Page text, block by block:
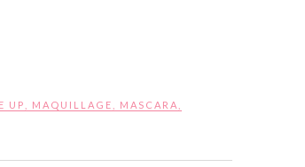
UP MAQUILLAGE MASCARA